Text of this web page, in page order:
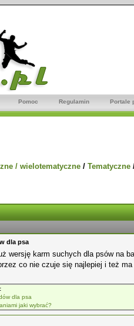
Pomoc Regulamin Portale
/ wielotematyczne / Tematyczne
dla psa
wersję karm suchych dla psów na
co nie czuje się najlepiej i też
dla psa
jaki wybrać?